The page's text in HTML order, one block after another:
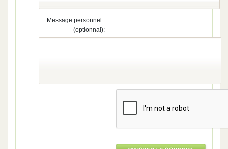
Message personnel :
(optionnal):